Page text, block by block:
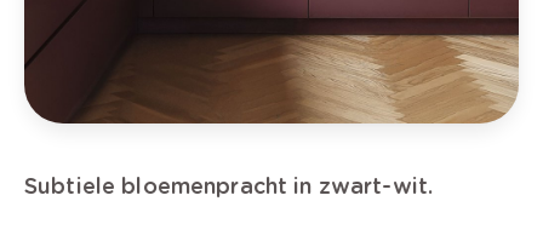
Subtiele bloemenpracht in zwart-wit.